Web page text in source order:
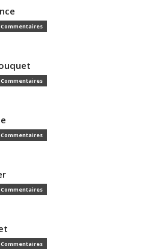
Commentaires
Commentaires
Commentaires
Commentaires
Commentaires